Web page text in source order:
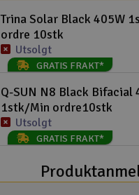
Trina Solar Black 405W
ordre 10stk
Utsolgt
GRATIS FRAKT*
Q-SUN N8 Black Bifacial
1stk/Min ordre10stk
Utsolgt
GRATIS FRAKT*